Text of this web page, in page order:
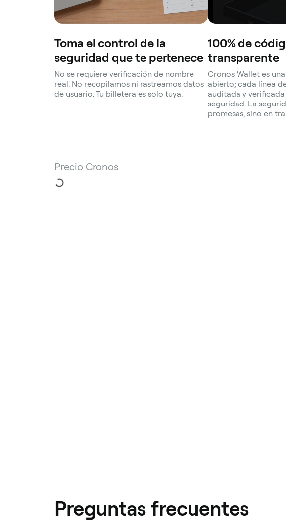
Toma el control de la
seguridad que te pertenece
No se requiere verificación de nombre
real. No recopilamos ni rastreamos datos
de usuario. Tu billetera es solo tuya.
100% de
transparente
Cronos Wallet es
abierto; cada línea
auditada y
seguridad. La
promesas, sino en
Precio Cronos
Preguntas frecuentes